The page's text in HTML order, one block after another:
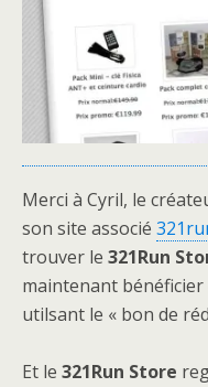
Merci à Cyril, le
son site associé
trouver le 321Run
maintenant bénéficier
utilsant le « bon de
Et le 321Run Store